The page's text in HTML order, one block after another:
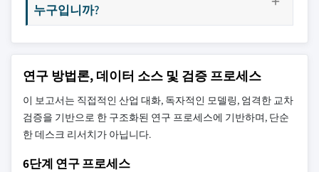
누구입니까?
연구 방법론, 데이터 소스 및 검증 프로세스
이 보고서는 직접적인 산업 대화, 독자적인 모델링, 엄격한 교차
검증을 기반으로 한 구조화된 연구 프로세스에 기반하며, 단순
한 데스크 리서치가 아닙니다.
6단계 연구 프로세스